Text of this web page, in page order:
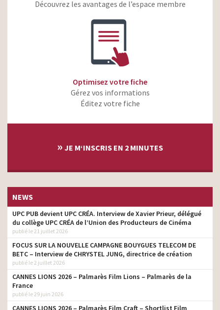
cuisinant
photographie
directeur de la
photographie
directeur de la
photographie
Orange Business Services
– Nous transformons la
directeur de la
photographie
directeur de la
Découvrez les avantages de l’espace membre
Optimisez votre fiche
Gérez vos informations
Éditez votre fiche
» JE M‘INSCRIS EN 2 MINUTES
NEWS
UPC PUB devient UPC CRÉA. Interview de Xavier Prieur, délégué
du collège UPC CRÉA de l’Union des Producteurs de Cinéma
publié le 21 juillet 2026
FOCUS SUR LA NOUVELLE CAMPAGNE BOUYGUES TELECOM DE
BETC – Interview de CHRYSTEL JUNG, directrice de création
publié le 2 juillet 2026
CANNES LIONS 2026 – Palmarès Film Lions – Palmarès de la
France
publié le 29 juin 2026
CANNES LIONS 2026 – Palmarès Film Craft – Shortlist Film